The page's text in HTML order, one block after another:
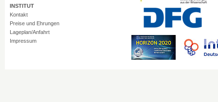
INSTITUT
Kontakt
Preise und Ehrungen
Lageplan/Anfahrt
Impressum